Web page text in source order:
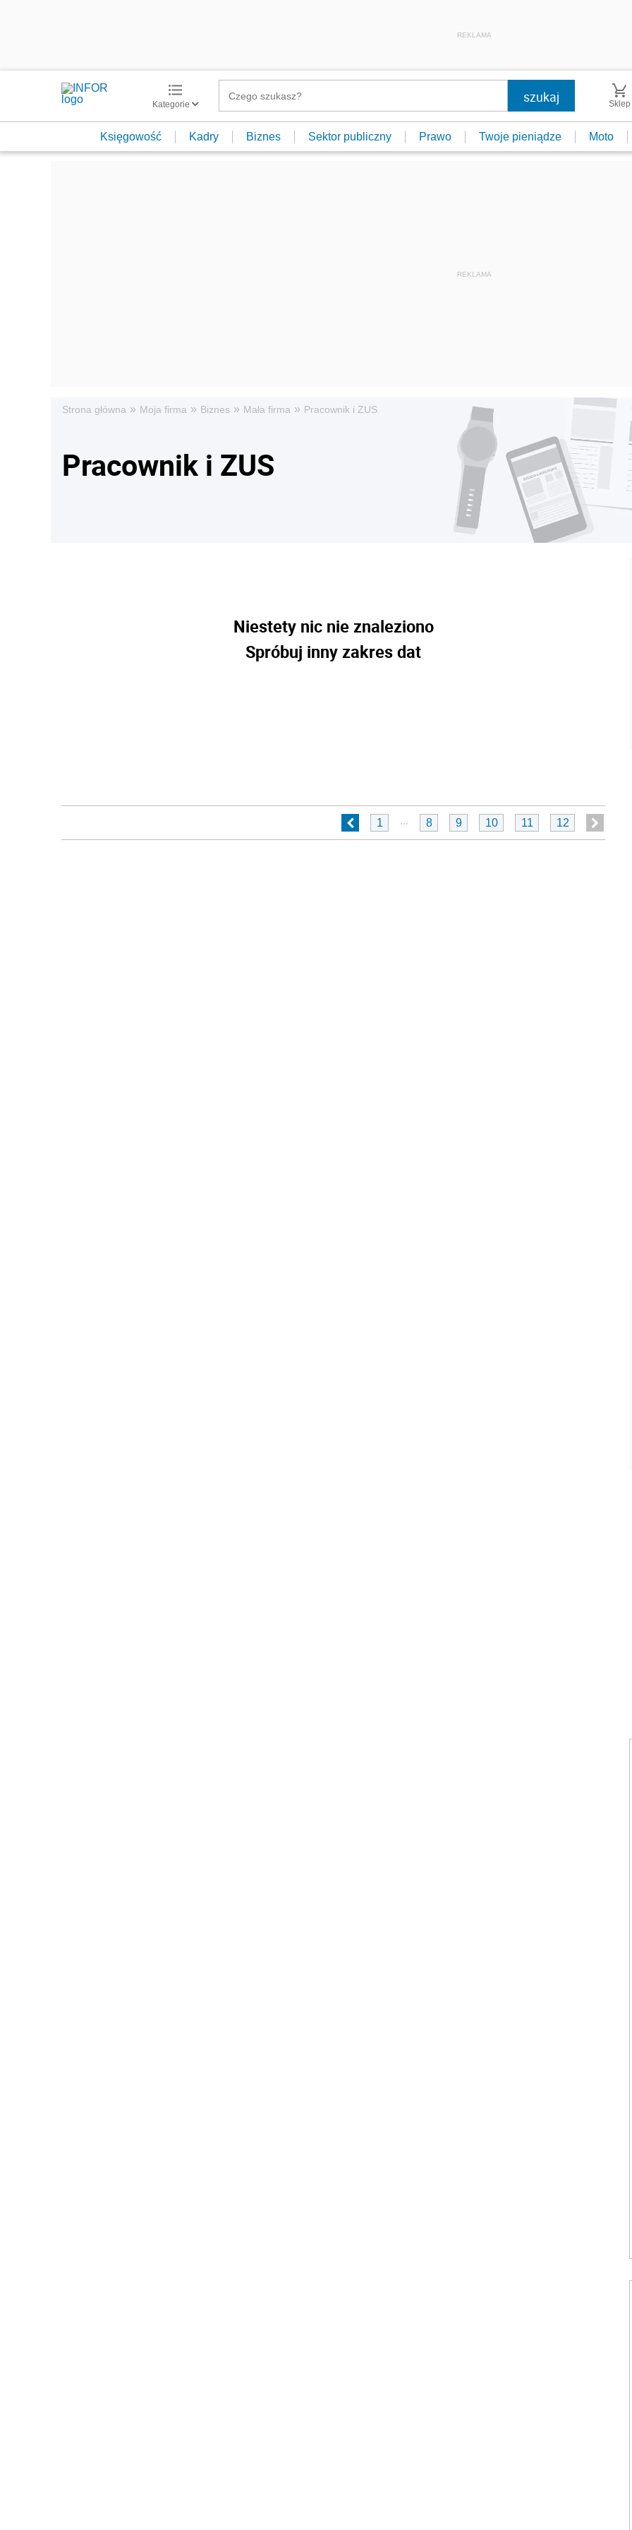
REKLAMA
Kategorie Sklep
Księgowość Kadry Biznes Sektor publiczny Prawo Twoje pieniądze Moto
Strona główna » Moja firma » Biznes » Mała firma » Pracownik i ZUS
Pracownik i ZUS
Niestety nic nie znaleziono
Spróbuj inny zakres dat
1 ... 8 9 10 11 12